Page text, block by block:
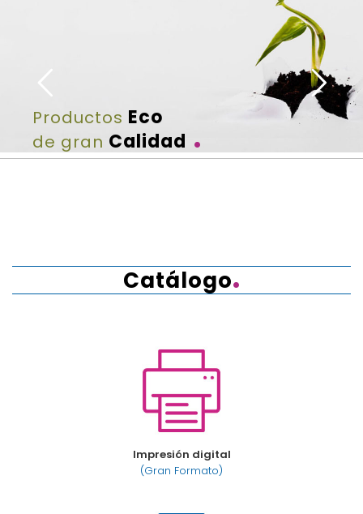
Productos Eco
de gran Calidad .
Catálogo.
Impresión digital
(Gran Formato)